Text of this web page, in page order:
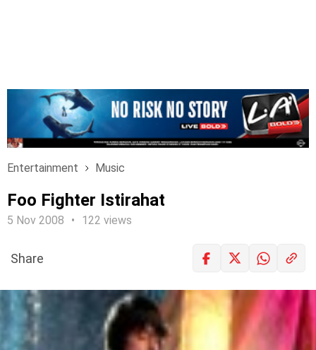
Entertainment Music
Foo Fighter Istirahat
5 Nov 2008 122 views
LOGIN
Share